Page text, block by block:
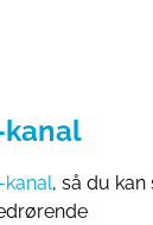
kanal
kanal, så du kan